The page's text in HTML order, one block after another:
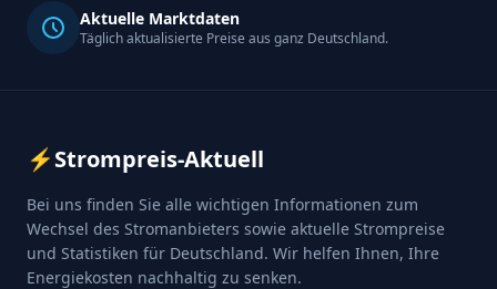
Aktuelle Marktdaten
Täglich aktualisierte Preise aus ganz Deutschland.
⚡Strompreis-Aktuell
Bei uns finden Sie alle wichtigen Informationen zum
Wechsel des Stromanbieters sowie aktuelle Strompreise
und Statistiken für Deutschland. Wir helfen Ihnen, Ihre
Energiekosten nachhaltig zu senken.